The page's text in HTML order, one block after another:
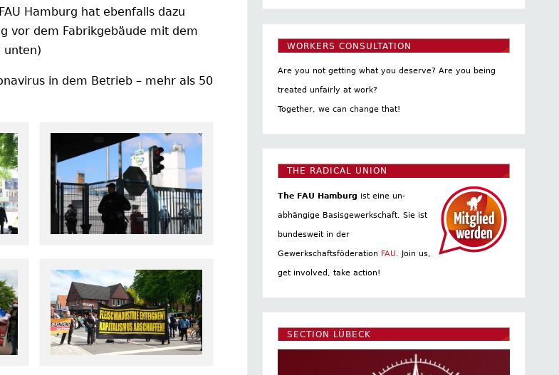
Hamburg hat ebenfalls dazu
vor dem Fabrikgebäude mit dem
unten)
in dem Betrieb – mehr als 50
WORKERS CONSULTATION
Are you not getting what you deserve? Are you being
treated unfairly at work?
Together, we can change that!
THE RADICAL UNION
The FAU Hamburg ist eine un­
abhängige Basis­gewerkschaft. Sie ist
bundesweit in der
Gewerkschaftsföderation FAU. Join us,
get involved, take action!
SECTION LÜBECK